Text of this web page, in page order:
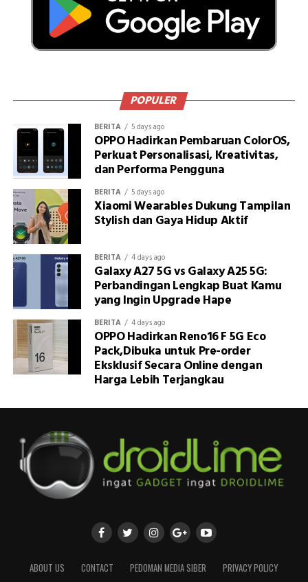
POPULER
BERITA 5 days ago
OPPO Hadirkan Pembaruan ColorOS,
Perkuat Personalisasi, Kreativitas,
dan Performa Pengguna
BERITA 5 days ago
Xiaomi Wearables Dukung Tampilan
Stylish dan Gaya Hidup Aktif
BERITA 4 days ago
Galaxy A27 5G vs Galaxy A25 5G:
Perbandingan Lengkap Buat Kamu
yang Ingin Upgrade Hape
BERITA 4 days ago
OPPO Hadirkan Reno16 F 5G Eco
Pack,Dibuka untuk Pre-order
Eksklusif Secara Online dengan
Harga Lebih Terjangkau
ABOUT US CONTACT PEDOMAN MEDIA SIBER PRIVACY POLICY